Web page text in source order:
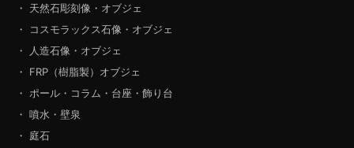
・ 天然石彫刻像・オブジェ
・ コスモラックス石像・オブジェ
・ 人造石像・オブジェ
・ FRP（樹脂製）オブジェ
・ ポール・コラム・台座・飾り台
・ 噴水・壁泉
・ 庭石